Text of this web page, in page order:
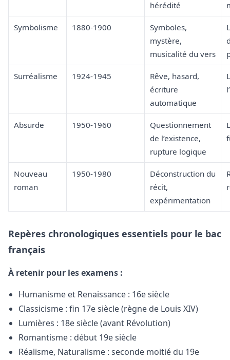
hérédité
Symbolisme 1880-1900
Symboles,
mystère,
musicalité du vers
Surréalisme 1924-1945
Rêve, hasard,
écriture
automatique
Absurde 1950-1960
Questionnement
de l’existence,
rupture logique
Nouveau
roman
1950-1980
Déconstruction du
récit,
expérimentation
Repères chronologiques essentiels pour le bac
français
À retenir pour les examens :
Humanisme et Renaissance : 16e siècle
Classicisme : fin 17e siècle (règne de Louis XIV)
Lumières : 18e siècle (avant Révolution)
Romantisme : début 19e siècle
Réalisme, Naturalisme : seconde moitié du 19e